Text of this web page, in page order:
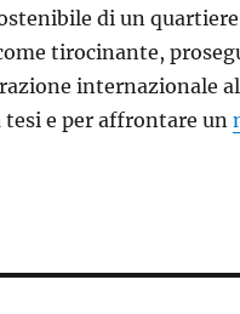
di un
tirocinante,
internazionale
tesi e per affrontare un